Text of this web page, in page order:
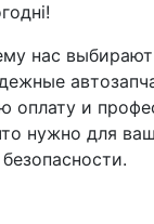
нас выбирают
оплату и
нужно для